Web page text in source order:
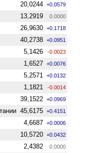
20,0244 +0.0579
13,2919 0.0000
26,9630 +0.1718
40,2738 +0.0951
5,1426 -0.0023
1,6527 +0.0076
5,2571 +0.0132
1,1821 -0.0014
39,1522 +0.0969
45,6175 +0.4151
4,6687 +0.0006
10,5720 +0.0432
2,4382 0.0000